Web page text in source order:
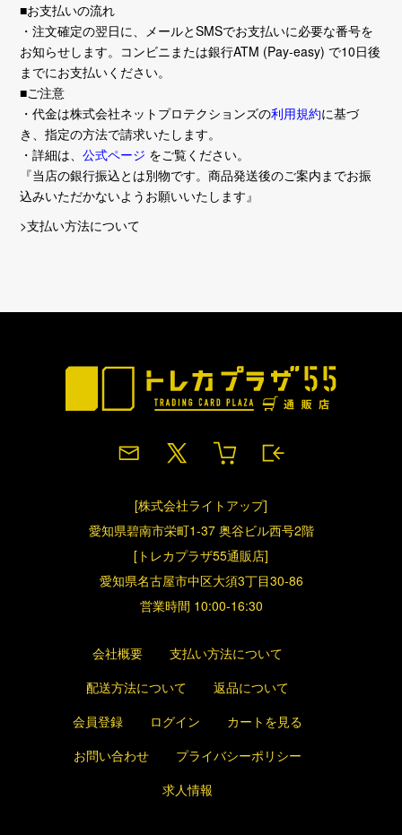
■お支払いの流れ
・注文確定の翌日に、メールとSMSでお支払いに必要な番号を
お知らせします。コンビニまたは銀行ATM (Pay-easy) で10日後
までにお支払いください。
■ご注意
・代金は株式会社ネットプロテクションズの利用規約に基づ
き、指定の方法で請求いたします。
・詳細は、公式ページ をご覧ください。
『当店の銀行振込とは別物です。商品発送後のご案内までお振
込みいただかないようお願いいたします』
>支払い方法について
[株式会社ライトアップ]
愛知県碧南市栄町1-37 奥谷ビル西号2階
[トレカプラザ55通販店]
愛知県名古屋市中区大須3丁目30-86
営業時間 10:00-16:30
会社概要
支払い方法について
配送方法について
返品について
会員登録
ログイン
カートを見る
お問い合わせ
プライバシーポリシー
求人情報